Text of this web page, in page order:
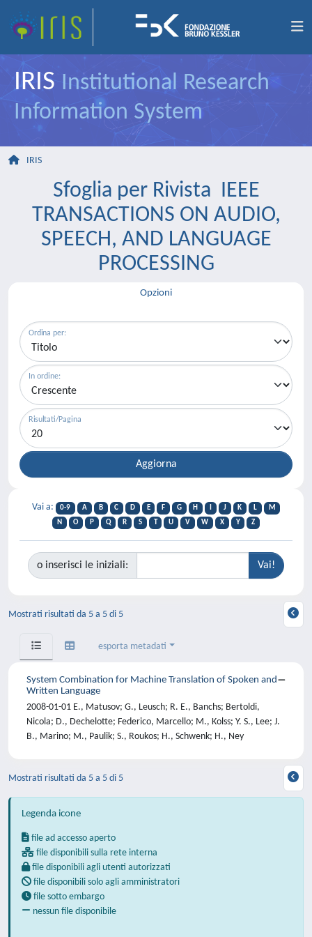
IRIS Institutional Research
Information System
IRIS
Sfoglia per Rivista IEEE
TRANSACTIONS ON AUDIO,
SPEECH, AND LANGUAGE
PROCESSING
Opzioni
Ordina per:
In ordine:
Risultati/Pagina
Vai a: 0-9 A B C D E F G H J K L
M
N
O P Q R S T U V W X Y Z
o inserisci le iniziali:
Mostrati risultati da 5 a 5 di 5
esporta metadati
System Combination for Machine Translation of Spoken and
Written Language
2008-01-01 E., Matusov; G., Leusch; R. E., Banchs; Bertoldi,
Nicola; D., Dechelotte; Federico, Marcello; M., Kolss; Y. S., Lee; J.
B., Marino; M., Paulik; S., Roukos; H., Schwenk; H., Ney
Mostrati risultati da 5 a 5 di 5
Legenda icone
file ad accesso aperto
file disponibili sulla rete interna
file disponibili agli utenti autorizzati
file disponibili solo agli amministratori
file sotto embargo
nessun file disponibile